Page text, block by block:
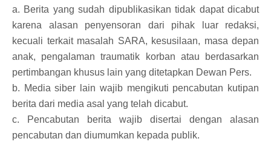
a. Berita yang sudah dipublikasikan tidak dapat dicabut
karena alasan penyensoran dari pihak luar redaksi,
kecuali terkait masalah SARA, kesusilaan, masa depan
anak, pengalaman traumatik korban atau berdasarkan
pertimbangan khusus lain yang ditetapkan Dewan Pers.
b. Media siber lain wajib mengikuti pencabutan kutipan
berita dari media asal yang telah dicabut.
c. Pencabutan berita wajib disertai dengan alasan
pencabutan dan diumumkan kepada publik.